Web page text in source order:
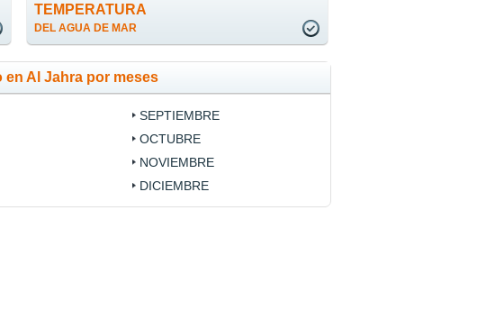
TEMPERATURA
DEL AGUA DE MAR
en Al Jahra por meses
SEPTIEMBRE
OCTUBRE
NOVIEMBRE
DICIEMBRE